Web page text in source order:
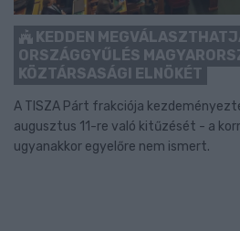
KEDDEN
ORSZÁGGYŰLÉS
KÖZTÁRSASÁGI ELNÖKÉT
A TISZA Párt frakciója
augusztus 11-re való kitűzését - a
ugyanakkor egyelőre nem ismert.